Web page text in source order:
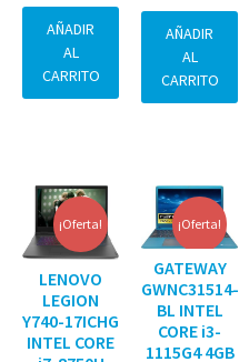
AÑADIR
AL
CARRITO
AÑADIR
AL
CARRITO
¡Oferta!
LENOVO
LEGION
Y740-17ICHG
INTEL CORE
¡Oferta!
GATEWAY
GWNC31514-
BL INTEL
CORE i3-
1115G4 4GB